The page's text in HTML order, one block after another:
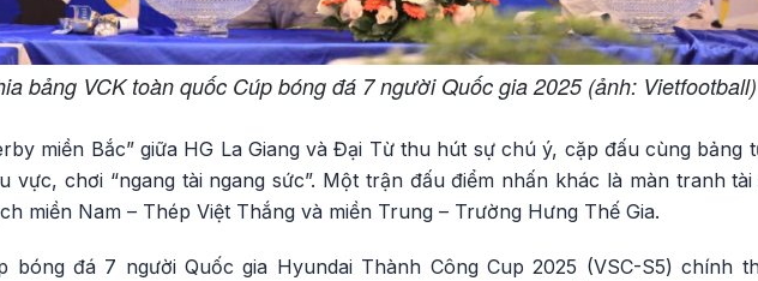
bảng VCK toàn quốc Cúp bóng đá 7 người Quốc gia 2025 (ảnh: Vietfootball)
miền Bắc” giữa HG La Giang và Đại Từ thu hút sự chú ý, cặp đấu cùng bảng
vực, chơi “ngang tài ngang sức”. Một trận đấu điểm nhấn khác là màn tranh tài
miền Nam – Thép Việt Thắng và miền Trung – Trường Hưng Thế Gia.
bóng đá 7 người Quốc gia Hyundai Thành Công Cup 2025 (VSC-S5) chính